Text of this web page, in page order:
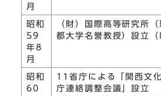
月
昭和
59
年8
月
（財）国際高等研究
都大学名誉教授）設立（
昭和
60
11省庁による「関西文
庁連絡調整会議」設立